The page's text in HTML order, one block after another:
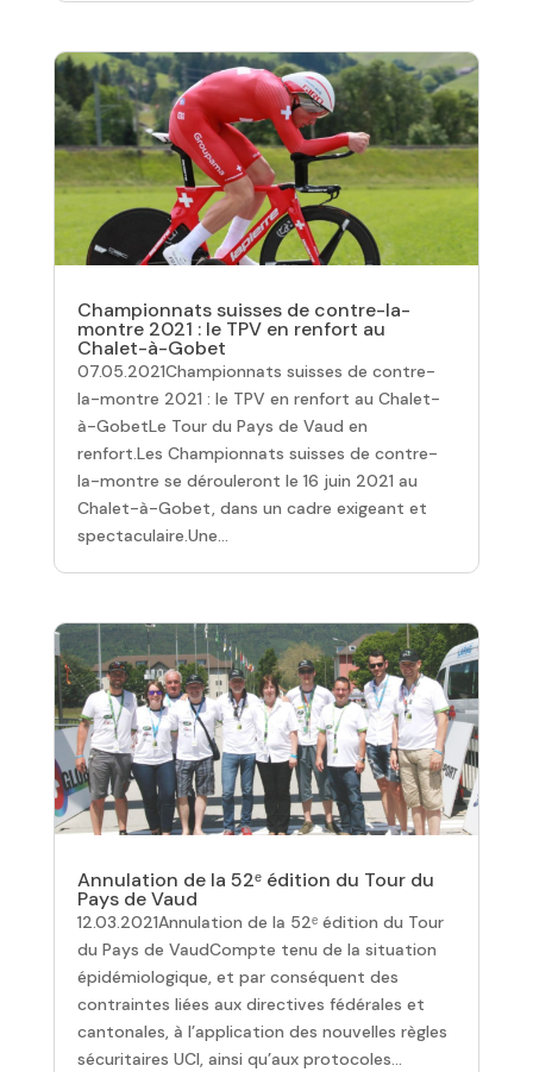
Championnats suisses de contre-la-
montre 2021 : le TPV en renfort au
Chalet-à-Gobet
07.05.2021Championnats suisses de contre-
la-montre 2021 : le TPV en renfort au Chalet-
à-GobetLe Tour du Pays de Vaud en
renfort.Les Championnats suisses de contre-
la-montre se dérouleront le 16 juin 2021 au
Chalet-à-Gobet, dans un cadre exigeant et
spectaculaire.Une...
Annulation de la 52ᵉ édition du Tour du
Pays de Vaud
12.03.2021Annulation de la 52ᵉ édition du Tour
du Pays de VaudCompte tenu de la situation
épidémiologique, et par conséquent des
contraintes liées aux directives fédérales et
cantonales, à l’application des nouvelles règles
sécuritaires UCI, ainsi qu’aux protocoles...